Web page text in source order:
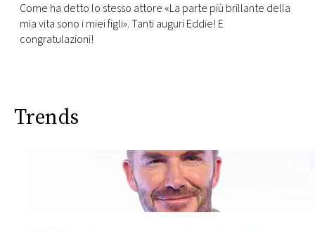
Come ha detto lo stesso attore «La parte più brillante della
mia vita sono i miei figli». Tanti auguri Eddie! E
congratulazioni!
Trends